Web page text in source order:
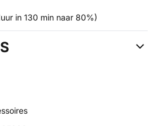
in 130 min naar 80%)